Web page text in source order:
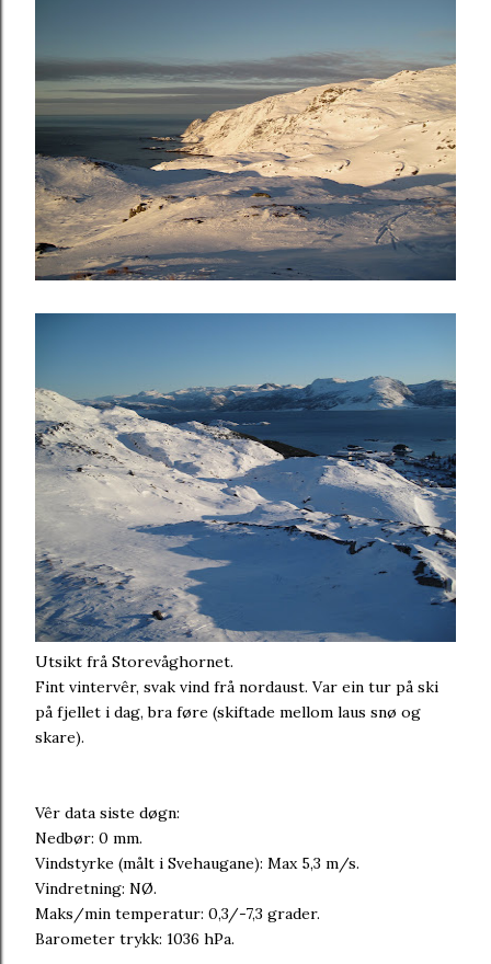
Utsikt frå Storevåghornet.
Fint vintervêr, svak vind frå nordaust. Var ein tur på ski
på fjellet i dag, bra føre (skiftade mellom laus snø og
skare).
Vêr data siste døgn:
Nedbør: 0 mm.
Vindstyrke (målt i Svehaugane): Max 5,3 m/s.
Vindretning: NØ.
Maks/min temperatur: 0,3/-7,3 grader.
Barometer trykk: 1036 hPa.